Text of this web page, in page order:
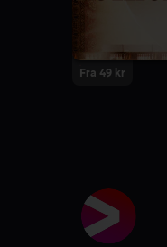
Fra 49 kr